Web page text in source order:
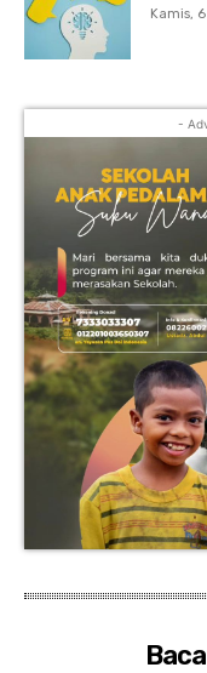
Kamis,
-